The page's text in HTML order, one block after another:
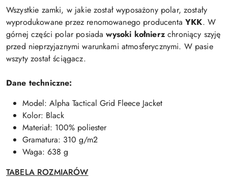
Wszystkie zamki, w jakie został wyposażony polar, zostały
wyprodukowane przez renomowanego producentaYKK. W
górnej części polar posiadawysoki kołnierzchroniący szyję
przed nieprzyjaznymi warunkami atmosferycznymi. W pasie
wszyty został ściągacz.
Dane techniczne:
Model: Alpha Tactical Grid Fleece Jacket
Kolor: Black
Materiał: 100% poliester
Gramatura: 310 g/m2
Waga: 638 g
TABELA ROZMIARÓW